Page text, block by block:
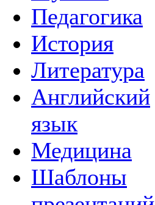
Педагогика
История
Литература
Английский
язык
Медицина
Шаблоны